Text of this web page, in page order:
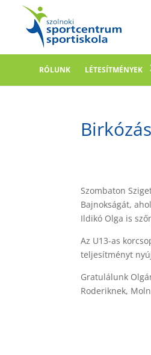
RÓLUNK LÉTESÍTMÉNYEK
Birkózás
Szombaton
Bajnokságát,
Ildikó Olga is
Az U13-as
teljesítményt
Gratulálunk
Roderiknek,